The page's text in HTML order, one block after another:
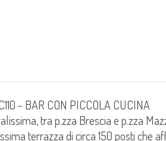
- BAR CON PICCOLA CUCINA
tra p.zza Brescia e p.zza
terrazza di circa 150 posti che